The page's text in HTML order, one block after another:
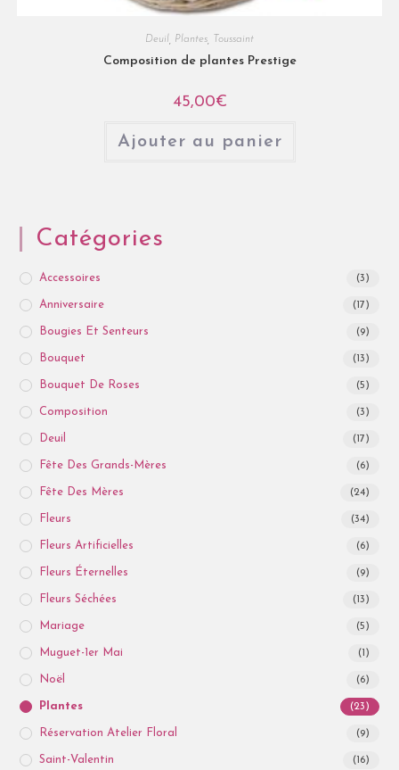
Deuil Plantes Toussaint
Composition de plantes Prestige
45,00€
Ajouter au panier
Catégories
Accessoires (3)
Anniversaire (17)
Bougies Et Senteurs (9)
Bouquet (13)
Bouquet De Roses (5)
Composition (3)
Deuil (17)
Fête Des Grands-Mères (6)
Fête Des Mères (24)
Fleurs (34)
Fleurs Artificielles (6)
Fleurs Éternelles (9)
Fleurs Séchées (13)
Mariage (5)
Muguet-1er Mai (1)
Noël (6)
Plantes (23)
Réservation Atelier Floral (9)
Saint-Valentin (16)